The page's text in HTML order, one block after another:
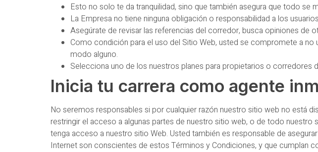
Esto no solo te da tranquilidad, sino que también asegura que todo se
La Empresa no tiene ninguna obligación o responsabilidad a los
Asegúrate de revisar las referencias del corredor, busca opiniones
Como condición para el uso del Sitio Web, usted se compromete a
modo alguno.
Selecciona uno de los nuestros planes para propietarios o
Inicia tu carrera como agente
No seremos responsables si por cualquier razón nuestro sitio web no está
restringir el acceso a algunas partes de nuestro sitio web, o de todo
tenga acceso a nuestro sitio Web. Usted también es responsable de
Internet son conscientes de estos Términos y Condiciones, y que cumplan